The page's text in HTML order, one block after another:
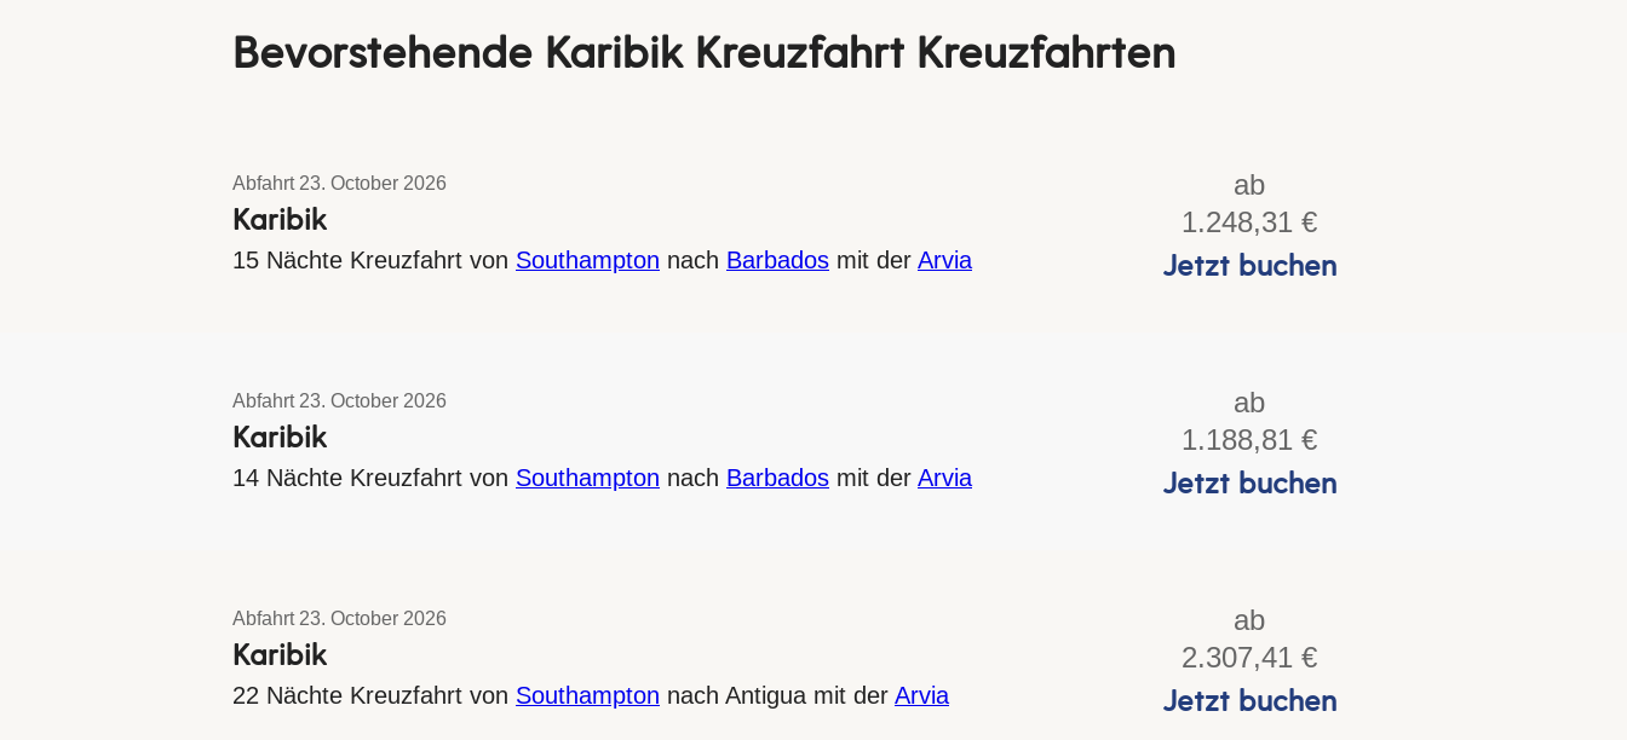
Bevorstehende Karibik Kreuzfahrt Kreuzfahrten
Abfahrt 23. October 2026
Karibik
15 Nächte Kreuzfahrt von Southampton nach Barbados mit der Arvia
ab
1.248,31 €
Jetzt buchen
Abfahrt 23. October 2026
Karibik
14 Nächte Kreuzfahrt von Southampton nach Barbados mit der Arvia
ab
1.188,81 €
Jetzt buchen
Abfahrt 23. October 2026
Karibik
22 Nächte Kreuzfahrt von Southampton nach Antigua mit der Arvia
ab
2.307,41 €
Jetzt buchen